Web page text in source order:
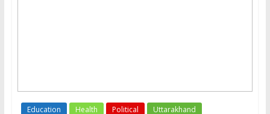
Education Health Political Uttarakhand